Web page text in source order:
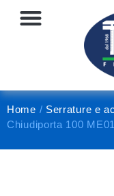
Home / Serrature e
Chiudiporta 100